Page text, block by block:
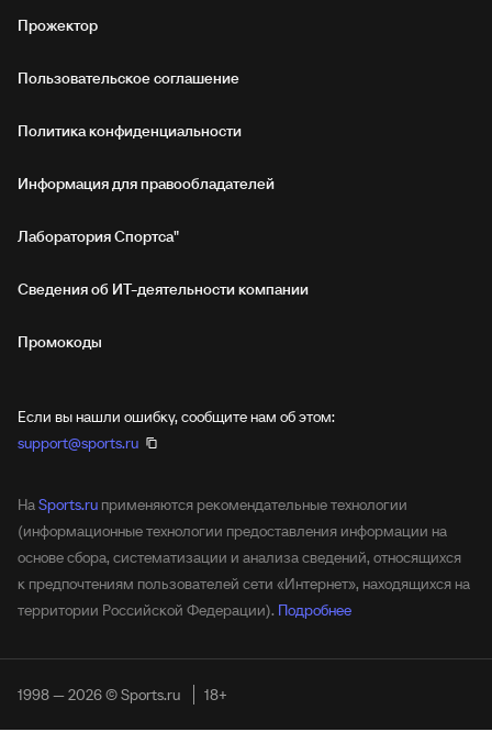
Прожектор
Пользовательское соглашение
Политика конфиденциальности
Информация для правообладателей
Лаборатория Спортса"
Сведения об ИТ‑деятельности компании
Промокоды
Если вы нашли ошибку, сообщите нам об этом:
support@sports.ru
НаSports.ru применяются рекомендательные технологии
(информационные технологии предоставления информации на
основе сбора, систематизации и анализа сведений, относящихся
к предпочтениям пользователей сети «Интернет», находящихся на
территории Российской Федерации). Подробнее
1998 — 2026 © Sports.ru 18+